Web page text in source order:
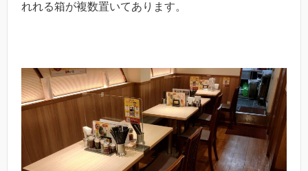
れれる箱が複数置いてあります。